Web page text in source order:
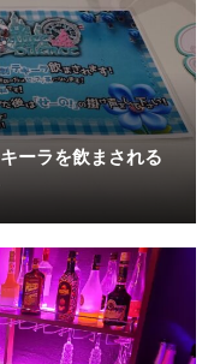
ーラを飲まされる